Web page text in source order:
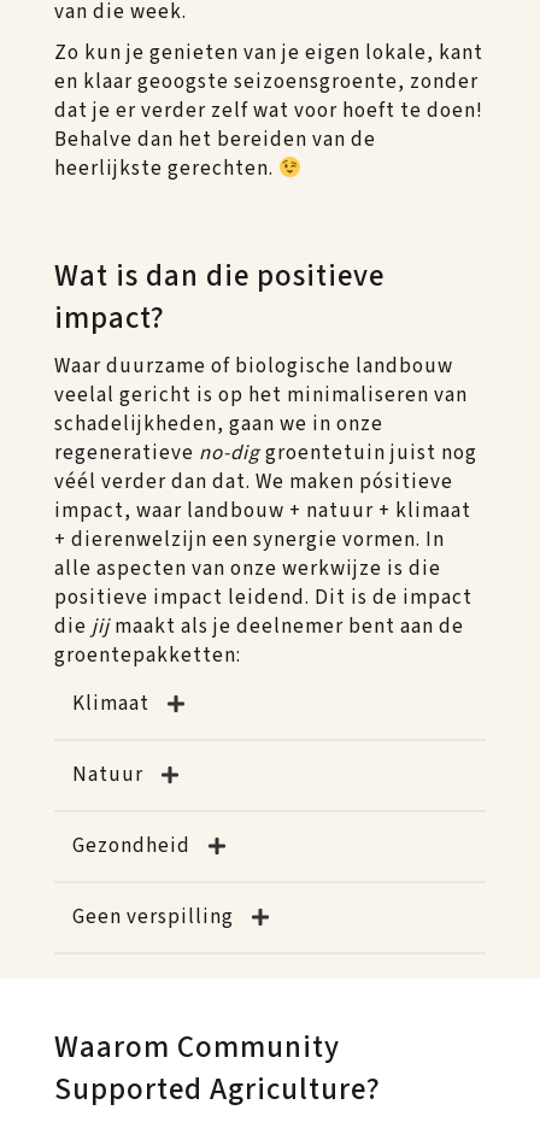
van die week.
Zo kun je genieten van je eigen lokale, kant
en klaar geoogste seizoensgroente, zonder
dat je er verder zelf wat voor hoeft te doen!
Behalve dan het bereiden van de
heerlijkste gerechten.
Wat is dan die positieve
impact?
Waar duurzame of biologische landbouw
veelal gericht is op het minimaliseren van
schadelijkheden, gaan we in onze
regeneratieve no-diggroentetuin juist nog
véél verder dan dat. We maken pósitieve
impact, waar landbouw + natuur + klimaat
+ dierenwelzijn een synergie vormen. In
alle aspecten van onze werkwijze is die
positieve impact leidend. Dit is de impact
die jijmaakt als je deelnemer bent aan de
groentepakketten:
Klimaat
Natuur
Gezondheid
Geen verspilling
Waarom Community
Supported Agriculture?